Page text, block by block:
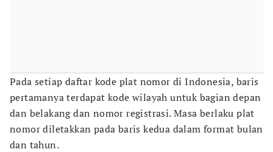
Pada setiap daftar kode plat nomor di Indonesia, baris
pertamanya terdapat kode wilayah untuk bagian depan
dan belakang dan nomor registrasi. Masa berlaku plat
nomor diletakkan pada baris kedua dalam format bulan
dan tahun.